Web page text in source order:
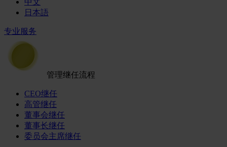
中文
日本語
专业服务
管理继任流程
CEO继任
高管继任
董事会继任
董事长继任
委员会主席继任